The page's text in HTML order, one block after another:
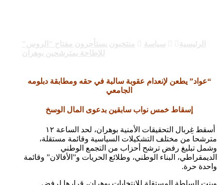
“عواد” يطعن لإنعدام عقوبة سالبة في حقه ومطابقة دبلومه
الجامعي
إسقاط خمس نواب سابقين بدعوى المال الوسخ
أسقط غِربال التحقيقات الأمنية بوهران، لحد الساعة ١٢
مترشحا من مختلف التشكيلات السياسية وقائمة مستقلة،
وشمل تبليغ رفض ترشح أحزاب من التجمع الوطني
الديمقراطي، البناء الوطني، وطلائع الحريات و”الأفالان” وقائمة
واحدة حرة.
وبنت السلطة المستقلة للإنتخابات بوهران، قرارها لرفض